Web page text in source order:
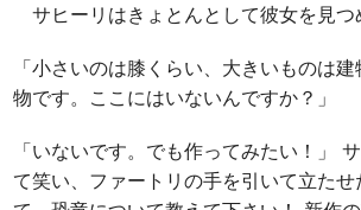
サヒーリはきょとんとして彼女を見つ
「小さいのは膝くらい、大きいものは
物です。ここにはいないんですか？」
「いないです。でも作ってみたい！」
て笑い、ファートリの手を引いて立た